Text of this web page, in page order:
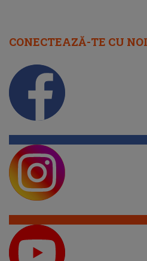
CONECTEAZĂ-TE CU NOI